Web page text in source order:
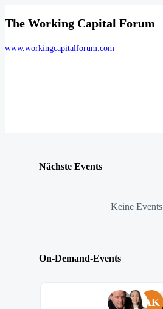
The Working Capital Forum
www.workingcapitalforum.com
Nächste Events
Keine Events
On-Demand-Events
AK